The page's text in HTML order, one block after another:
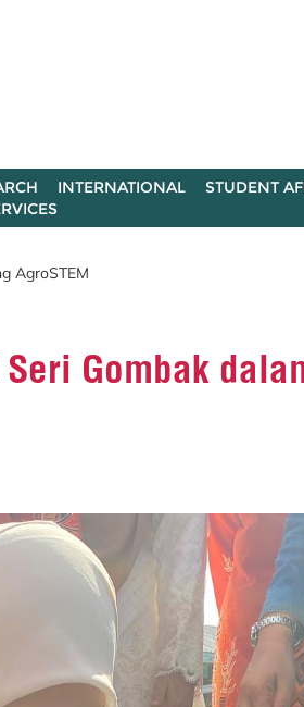
INTERNATIONAL STUDENT
AgroSTEM
Gombak